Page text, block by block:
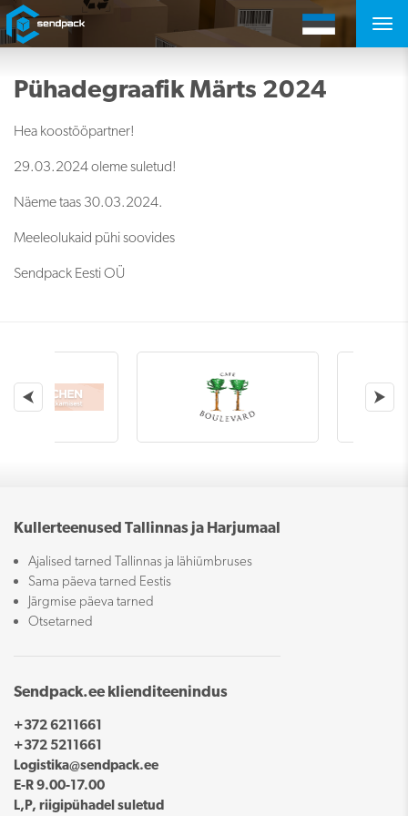
Pühadegraafik Märts 2024
Hea koostööpartner!
29.03.2024 oleme suletud!
Näeme taas 30.03.2024.
Meeleolukaid pühi soovides
Sendpack Eesti OÜ
Kullerteenused Tallinnas ja Harjumaal
Ajalised tarned Tallinnas ja lähiümbruses
Sama päeva tarned Eestis
Järgmise päeva tarned
Otsetarned
Sendpack.ee klienditeenindus
+372 6211661
+372 5211661
Logistika@sendpack.ee
E-R 9.00-17.00
L,P, riigipühadel suletud